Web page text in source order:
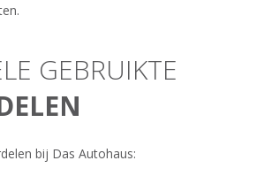
GEBRUIKTE
bij Das Autohaus: